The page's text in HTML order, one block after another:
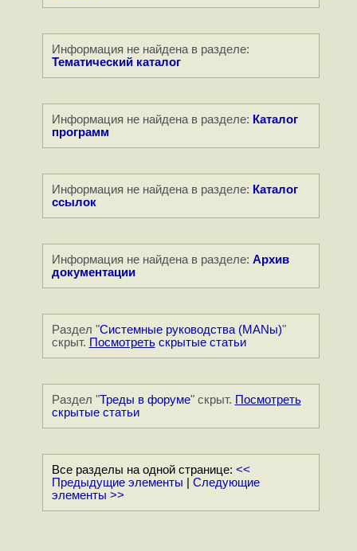
Информация не найдена в разделе:
Тематический каталог
Информация не найдена в разделе: Каталог
программ
Информация не найдена в разделе: Каталог
ссылок
Информация не найдена в разделе: Архив
документации
Раздел "Системные руководства (MANы)"
скрыт. Посмотретьскрытые статьи
Раздел "Треды в форуме" скрыт. Посмотреть
скрытые статьи
Все разделы на одной странице: <<
Предыдущие элементы
Следующие
элементы >>